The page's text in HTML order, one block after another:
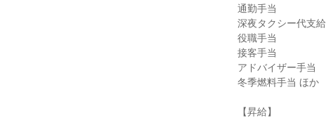
通勤手当
深夜タクシー代支給
役職手当
接客手当
アドバイザー手当
冬季燃料手当 ほか
【昇給】